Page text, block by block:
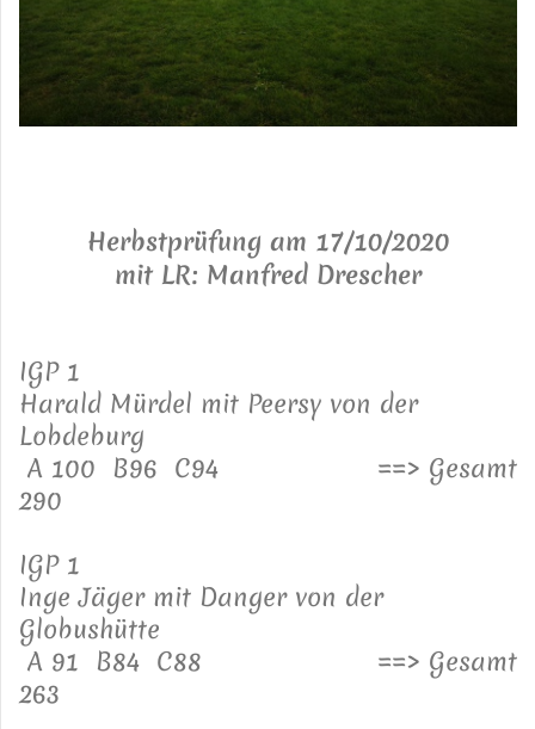
Herbstprüfung am 17/10/2020
mit LR: Manfred Drescher
IGP 1
Harald Mürdel mit Peersy von der
Lobdeburg
A 100 B96 C94 ==> Gesamt
290
IGP 1
Inge Jäger mit Danger von der
Globushütte
A 91 B84 C88 ==> Gesamt
263